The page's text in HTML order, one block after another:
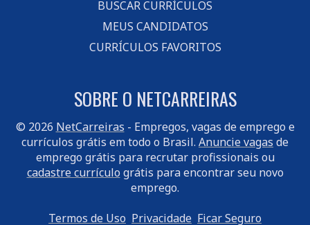
BUSCAR CURRÍCULOS
MEUS CANDIDATOS
CURRÍCULOS FAVORITOS
SOBRE O NETCARREIRAS
© 2026 NetCarreiras - Empregos, vagas de emprego e
currículos grátis em todo o Brasil. Anuncie vagas de
emprego grátis para recrutar profissionais ou
cadastre currículo grátis para encontrar seu novo
emprego.
Termos de Uso Privacidade Ficar Seguro